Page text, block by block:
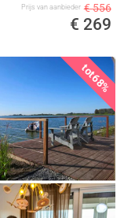
Prijs van aanbieder € 556
€ 269
tot
68%